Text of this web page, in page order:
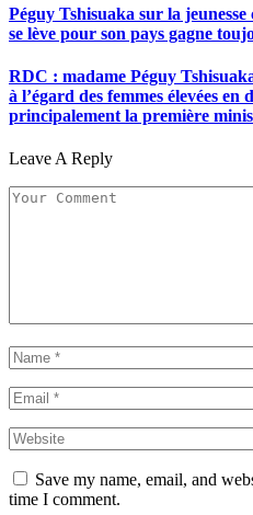
Péguy Tshisuaka sur la
se lève pour son pays gagne
RDC : madame Péguy
à l’égard des femmes élevées en
principalement la première
Leave A Reply
Save my name, email, and
time I comment.